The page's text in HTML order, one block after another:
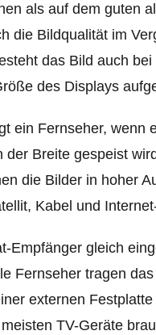
als auf dem guten
die Bildqualität im
das Bild auch
des Displays
ein Fernseher, wenn
Breite gespeist
die Bilder in hoher
Kabel und
Empfänger gleich
Fernseher tragen
externen
TV-Geräte